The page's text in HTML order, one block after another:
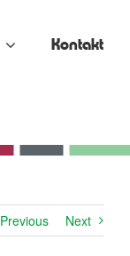
Kontakt
Previous Next